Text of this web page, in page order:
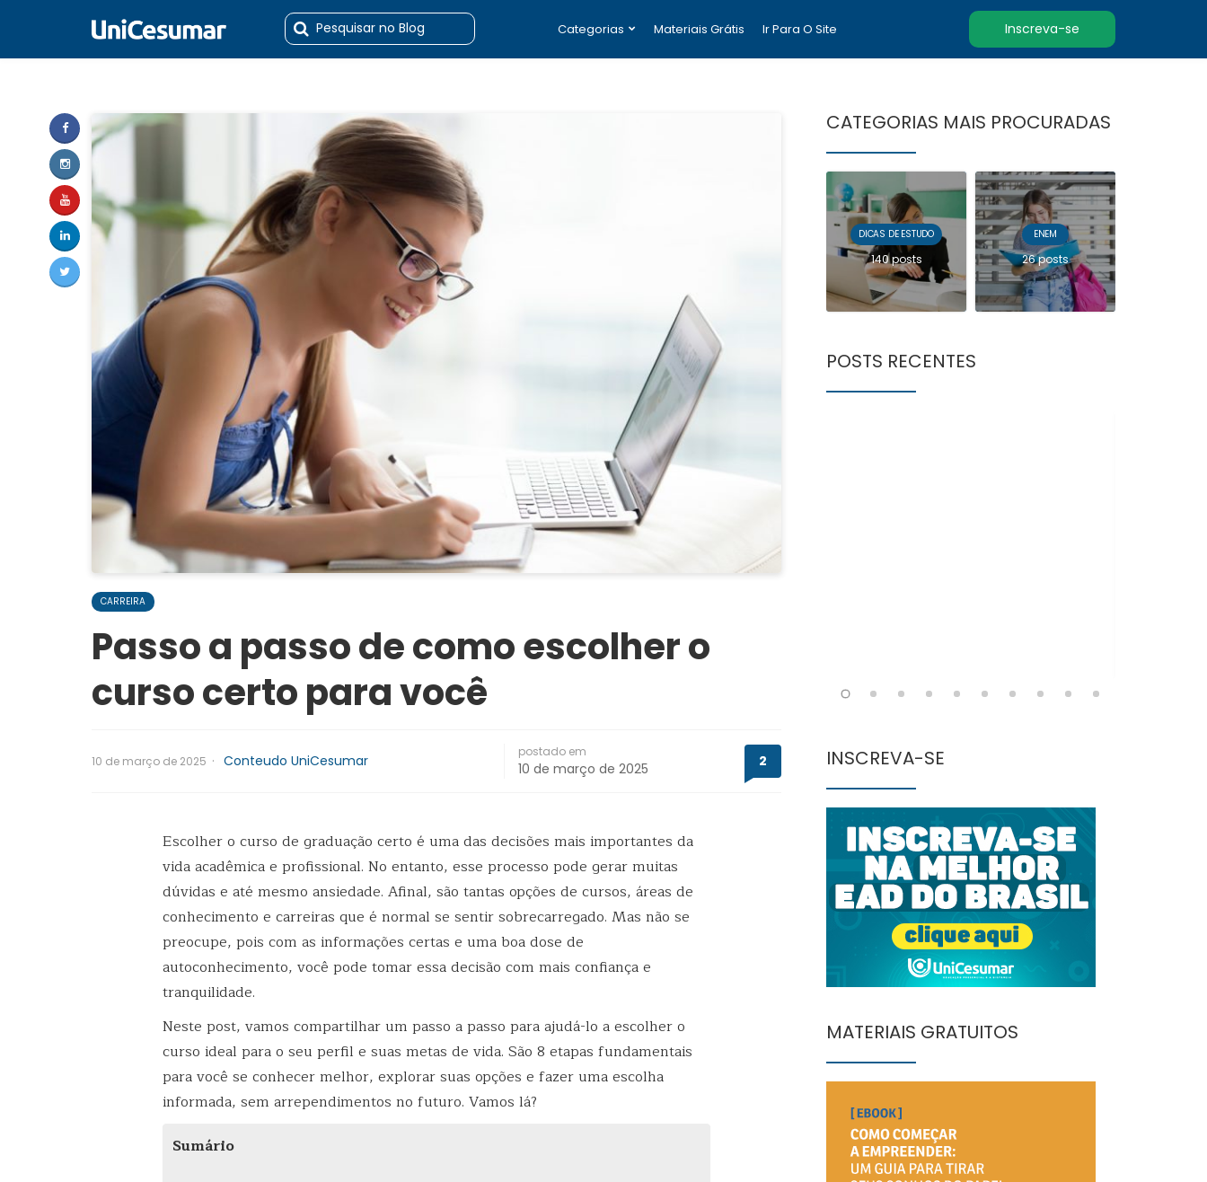
Categorias Materiais Grátis Ir Para O Site Inscreva-se
CARREIRA
Passo a passo de como escolher o
curso certo para você
10 de março de 2025 · Conteudo UniCesumar
postado em
10 de março de 2025 2
Escolher o curso de graduação certo é uma das decisões mais importantes da
vida acadêmica e profissional. No entanto, esse processo pode gerar muitas
dúvidas e até mesmo ansiedade. Afinal, são tantas opções de cursos, áreas de
conhecimento e carreiras que é normal se sentir sobrecarregado. Mas não se
preocupe, pois com as informações certas e uma boa dose de
autoconhecimento, você pode tomar essa decisão com mais confiança e
tranquilidade.
Neste post, vamos compartilhar um passo a passo para ajudá-lo a escolher o
curso ideal para o seu perfil e suas metas de vida. São 8 etapas fundamentais
para você se conhecer melhor, explorar suas opções e fazer uma escolha
informada, sem arrependimentos no futuro. Vamos lá?
Sumário
CATEGORIAS MAIS PROCURADAS
DICAS DE ESTUDO
140 posts
ENEM
26 posts
POSTS RECENTES
INSCREVA-SE
MATERIAIS GRATUITOS